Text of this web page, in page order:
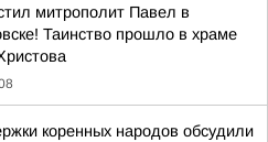
митрополит Павел в
Таинство прошло в храме
коренных народов обсудили